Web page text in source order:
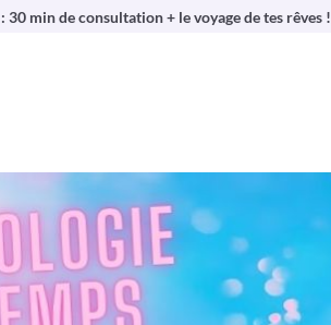
30 min de consultation + le voyage de tes rêves !